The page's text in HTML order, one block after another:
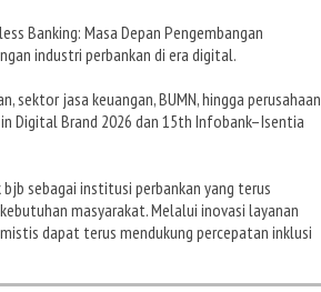
Banking: Masa Depan Pengembangan
industri perbankan di era digital.
sektor jasa keuangan, BUMN, hingga perusahaan
Digital Brand 2026 dan 15th Infobank–Isentia
sebagai institusi perbankan yang terus
masyarakat. Melalui inovasi layanan
dapat terus mendukung percepatan inklusi